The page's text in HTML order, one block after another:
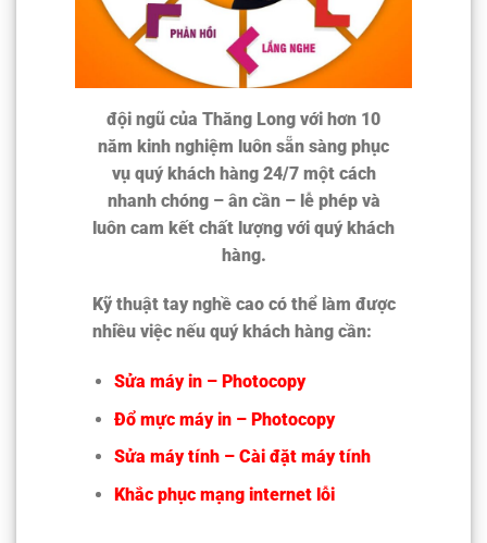
đội ngũ của Thăng Long với hơn 10
năm kinh nghiệm luôn sẵn sàng phục
vụ quý khách hàng 24/7 một cách
nhanh chóng – ân cần – lễ phép và
luôn cam kết chất lượng với quý khách
hàng.
Kỹ thuật tay nghề cao có thể làm được
nhiều việc nếu quý khách hàng cần:
Sửa máy in – Photocopy
Đổ mực máy in – Photocopy
Sửa máy tính – Cài đặt máy tính
Khắc phục mạng internet lỗi